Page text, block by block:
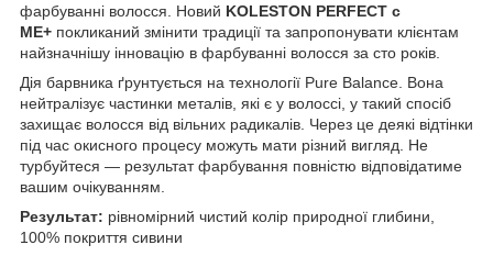
фарбуванні волосся. Новий KOLESTON PERFECT с
ME+ покликаний змінити традиції та запропонувати клієнтам
найзначнішу інновацію в фарбуванні волосся за сто років.
Дія барвника ґрунтується на технології Pure Balance. Вона
нейтралізує частинки металів, які є у волоссі, у такий спосіб
захищає волосся від вільних радикалів. Через це деякі відтінки
під час окисного процесу можуть мати різний вигляд. Не
турбуйтеся — результат фарбування повністю відповідатиме
вашим очікуванням.
Результат: рівномірний чистий колір природної глибини,
100% покриття сивини